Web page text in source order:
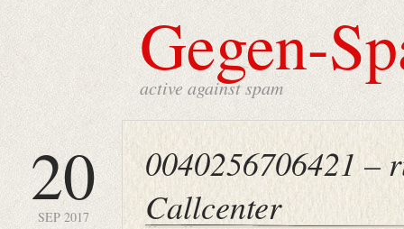
Gegen-
active against spam
20
SEP 2017
0040256706421 –
Callcenter